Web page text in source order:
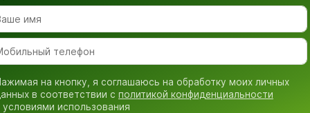
на кнопку, я соглашаюсь на обработку моих личных
в соответствии с политикой конфиденциальности
условиями использования